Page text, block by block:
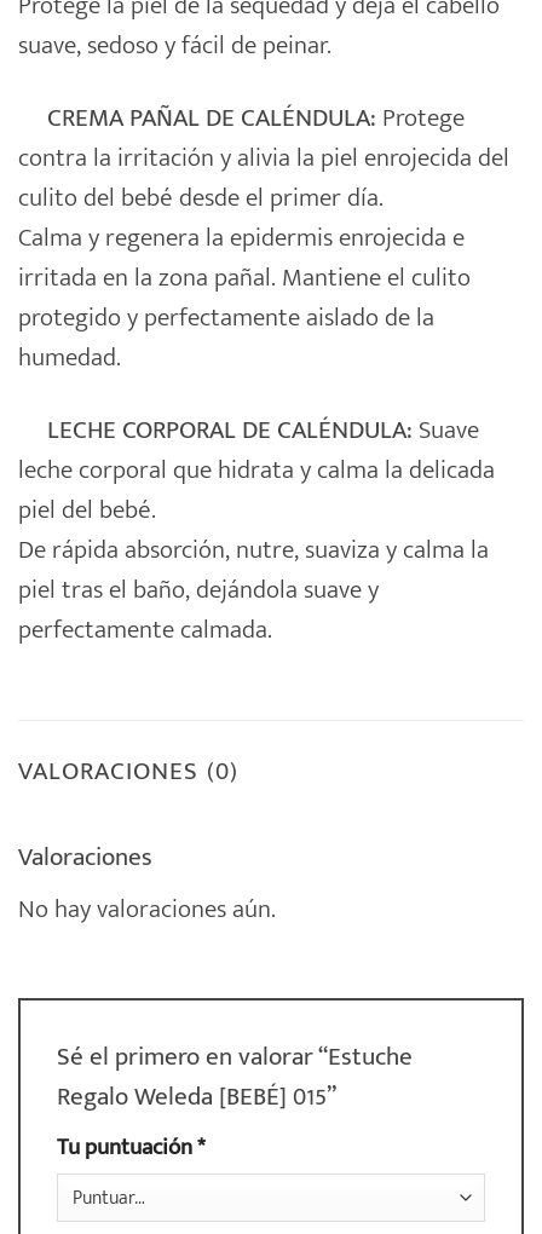
suave, sedoso y fácil de peinar.
CREMA PAÑAL DE CALÉNDULA: Protege
contra la irritación y alivia la piel enrojecida del
culito del bebé desde el primer día.
Calma y regenera la epidermis enrojecida e
irritada en la zona pañal. Mantiene el culito
protegido y perfectamente aislado de la
humedad.
LECHE CORPORAL DE CALÉNDULA: Suave
leche corporal que hidrata y calma la delicada
piel del bebé.
De rápida absorción, nutre, suaviza y calma la
piel tras el baño, dejándola suave y
perfectamente calmada.
VALORACIONES (0)
Valoraciones
No hay valoraciones aún.
Sé el primero en valorar “Estuche
Regalo Weleda [BEBÉ] 015”
Tu puntuación*